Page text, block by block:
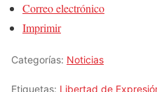
Correo electrónico
Imprimir
Categorías: Noticias
Etiquetas: Libertad de